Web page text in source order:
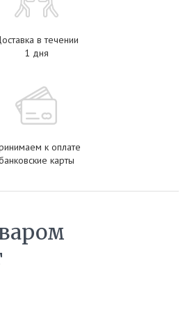
в течении
1 дня
к оплате
карты